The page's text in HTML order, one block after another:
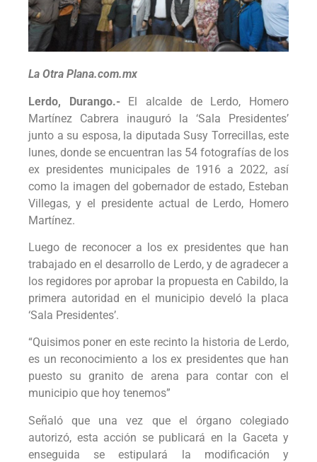
La Otra Plana.com.mx
Lerdo, Durango.-El alcalde de Lerdo, Homero
Martínez Cabrera inauguró la ‘Sala Presidentes’
junto a su esposa, la diputada Susy Torrecillas, este
lunes, donde se encuentran las 54 fotografías de los
ex presidentes municipales de 1916 a 2022, así
como la imagen del gobernador de estado, Esteban
Villegas, y el presidente actual de Lerdo, Homero
Martínez.
Luego de reconocer a los ex presidentes que han
trabajado en el desarrollo de Lerdo, y de agradecer a
los regidores por aprobar la propuesta en Cabildo, la
primera autoridad en el municipio develó la placa
‘Sala Presidentes’.
“Quisimos poner en este recinto la historia de Lerdo,
es un reconocimiento a los ex presidentes que han
puesto su granito de arena para contar con el
municipio que hoy tenemos”
Señaló que una vez que el órgano colegiado
autorizó, esta acción se publicará en la Gaceta y
enseguida se estipulará la modificación y